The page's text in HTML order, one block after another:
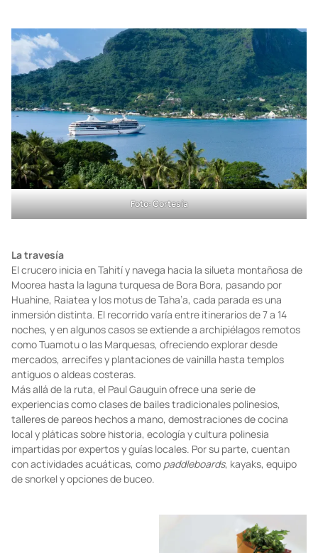
Foto: Cortesía
La travesía
El crucero inicia en Tahití y navega hacia la silueta montañosa de
Moorea hasta la laguna turquesa de Bora Bora, pasando por
Huahine, Raiatea y los motus de Taha’a, cada parada es una
inmersión distinta. El recorrido varía entre itinerarios de 7 a 14
noches, y en algunos casos se extiende a archipiélagos remotos
como Tuamotu o las Marquesas, ofreciendo explorar desde
mercados, arrecifes y plantaciones de vainilla hasta templos
antiguos o aldeas costeras.
Más allá de la ruta, el Paul Gauguin ofrece una serie de
experiencias como clases de bailes tradicionales polinesios,
talleres de pareos hechos a mano, demostraciones de cocina
local y pláticas sobre historia, ecología y cultura polinesia
impartidas por expertos y guías locales. Por su parte, cuentan
con actividades acuáticas, como paddleboards, kayaks, equipo
de snorkel y opciones de buceo.